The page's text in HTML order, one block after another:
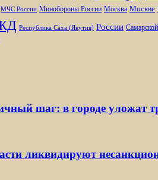
МЧС России Минобороны России Москва Москве
Республика Саха (Якутия) России
шаг: в городе уложат
ликвидируют